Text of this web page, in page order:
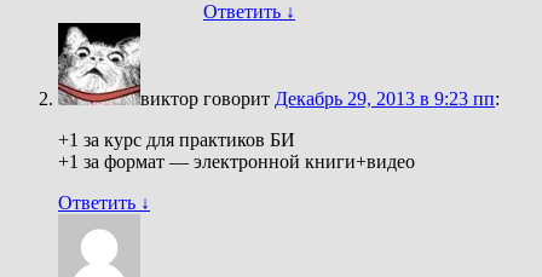
Ответить ↓
виктор говорит Декабрь 29, 2013 в 9:23 пп:
+1 за курс для практиков БИ
+1 за формат — электронной книги+видео
Ответить ↓